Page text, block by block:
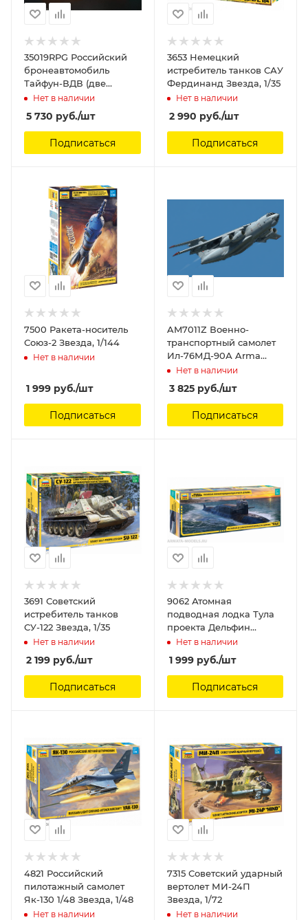
35019RPG Российский
бронеавтомобиль
Тайфун-ВДВ (две
модели в наборе) RPG
Model, 1/35
Нет в наличии
5 730 руб./шт
Подписаться
3653 Немецкий
истребитель танков САУ
Фердинанд Звезда, 1/35
Нет в наличии
2 990 руб./шт
Подписаться
7500 Ракета-носитель
Союз-2 Звезда, 1/144
Нет в наличии
1 999 руб./шт
Подписаться
AM7011Z Военно-
транспортный самолет
Ил-76МД-90А Arma
Models, 1/144
Нет в наличии
3 825руб./шт
Подписаться
3691 Советский
истребитель танков
СУ-122 Звезда, 1/35
Нет в наличии
2 199 руб./шт
Подписаться
9062 Атомная
подводная лодка Тула
проекта Дельфин
Звезда
Нет в наличии
1 999руб./шт
Подписаться
4821 Российский
пилотажный самолет
Як-130 1/48 Звезда, 1/48
Нет в наличии
7315 Советский ударный
вертолет МИ-24П
Звезда, 1/72
Нет в наличии